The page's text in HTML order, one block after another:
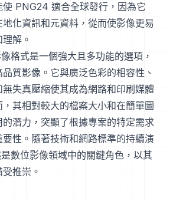
使 PNG24 適合全球發行，因為它
化資訊和元資料，從而使影像更易
解。
格式是一個強大且多功能的選項，
質影像。它與廣泛色彩的相容性、
失真壓縮使其成為網路和印刷媒體
其相對較大的檔案大小和在簡單圖
潛力，突顯了根據專案的特定需求
性。隨著技術和網路標準的持續演
數位影像領域中的關鍵角色，以其
推崇。